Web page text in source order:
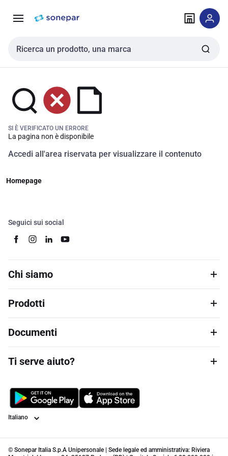
navigazione alla
Cerca input
SI È VERIFICATO UN ERRORE
La pagina non è disponibile
Accedi all'area riservata per visualizzare il contenuto
Homepage
Seguici sui social
Chi siamo
Prodotti
Documenti
Ti serve aiuto?
Lingua
© Sonepar Italia S.p.A Unipersonale | Sede legale ed amministrativa: Riviera